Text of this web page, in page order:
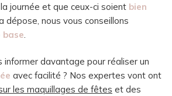
journée et que ceux-ci soient bien
dépose, nous vous conseillons
base
informer davantage pour réaliser un
avec facilité ? Nos expertes vont ont
les maquillages de fêtes et des